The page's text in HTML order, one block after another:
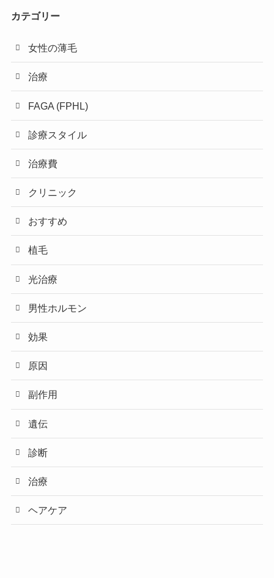
カテゴリー
女性の薄毛
治療
FAGA (FPHL)
診療スタイル
治療費
クリニック
おすすめ
植毛
光治療
男性ホルモン
効果
原因
副作用
遺伝
診断
治療
ヘアケア